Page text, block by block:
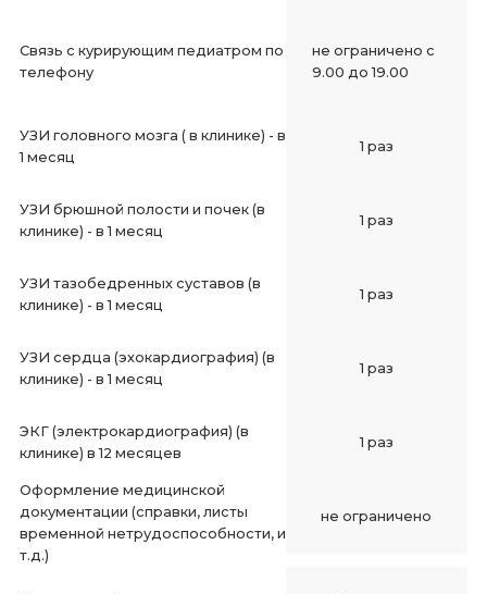
Связь с курирующим педиатром по
телефону
не ограничено с
9.00 до 19.00
УЗИ головного мозга ( в клинике) - в
1 месяц
1 раз
УЗИ брюшной полости и почек (в
клинике) - в 1 месяц
1 раз
УЗИ тазобедренных суставов (в
клинике) - в 1 месяц
1 раз
УЗИ сердца (эхокардиография) (в
клинике) - в 1 месяц
1 раз
ЭКГ (электрокардиография) (в
клинике) в 12 месяцев
1 раз
Оформление медицинской
документации (справки, листы
временной нетрудоспособности, и
т.д.)
не ограничено